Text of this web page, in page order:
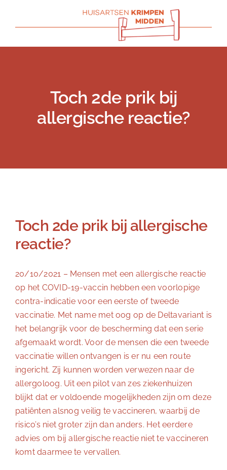
Toch 2de prik bij
allergische reactie?
Toch 2de prik bij allergische
reactie?
20/10/2021 – Mensen met een allergische reactie
op het COVID-19-vaccin hebben een voorlopige
contra-indicatie voor een eerste of tweede
vaccinatie. Met name met oog op de Deltavariant is
het belangrijk voor de bescherming dat een serie
afgemaakt wordt. Voor de mensen die een tweede
vaccinatie willen ontvangen is er nu een route
ingericht. Zij kunnen worden verwezen naar de
allergoloog. Uit een pilot van zes ziekenhuizen
blijkt dat er voldoende mogelijkheden zijn om deze
patiënten alsnog veilig te vaccineren, waarbij de
risico’s niet groter zijn dan anders. Het eerdere
advies om bij allergische reactie niet te vaccineren
komt daarmee te vervallen.